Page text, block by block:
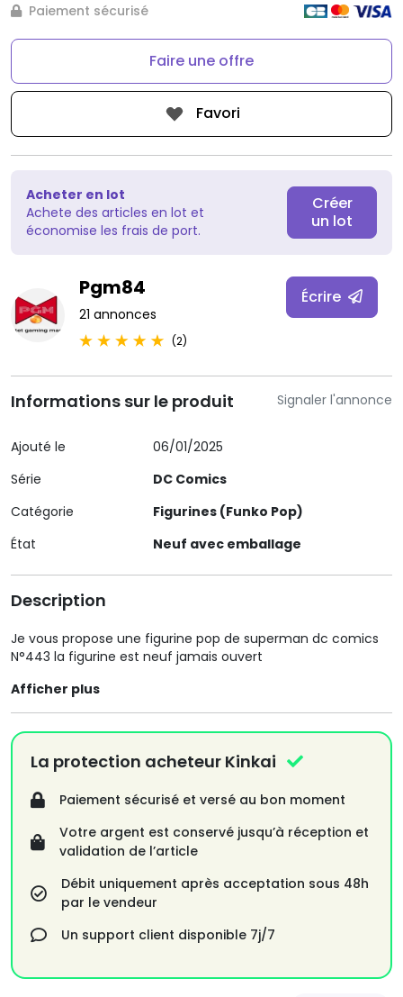
Paiement sécurisé
Faire une offre
Favori
Acheter en lot
Achete des articles en lot et
économise les frais de port.
Créer
un lot
Pgm84
21 annonces
(2)
Écrire
Signaler l'annonce
Informations sur le produit
Ajouté le
06/01/2025
Série
DC Comics
Catégorie
Figurines (Funko Pop)
État
Neuf avec emballage
Description
Je vous propose une figurine pop de superman dc comics
N°443 la figurine est neuf jamais ouvert
Afficher plus
La protection acheteur Kinkai
Paiement sécurisé et versé au bon moment
Votre argent est conservé jusqu’à réception et
validation de l’article
Débit uniquement après acceptation sous 48h
par le vendeur
Un support client disponible 7j/7